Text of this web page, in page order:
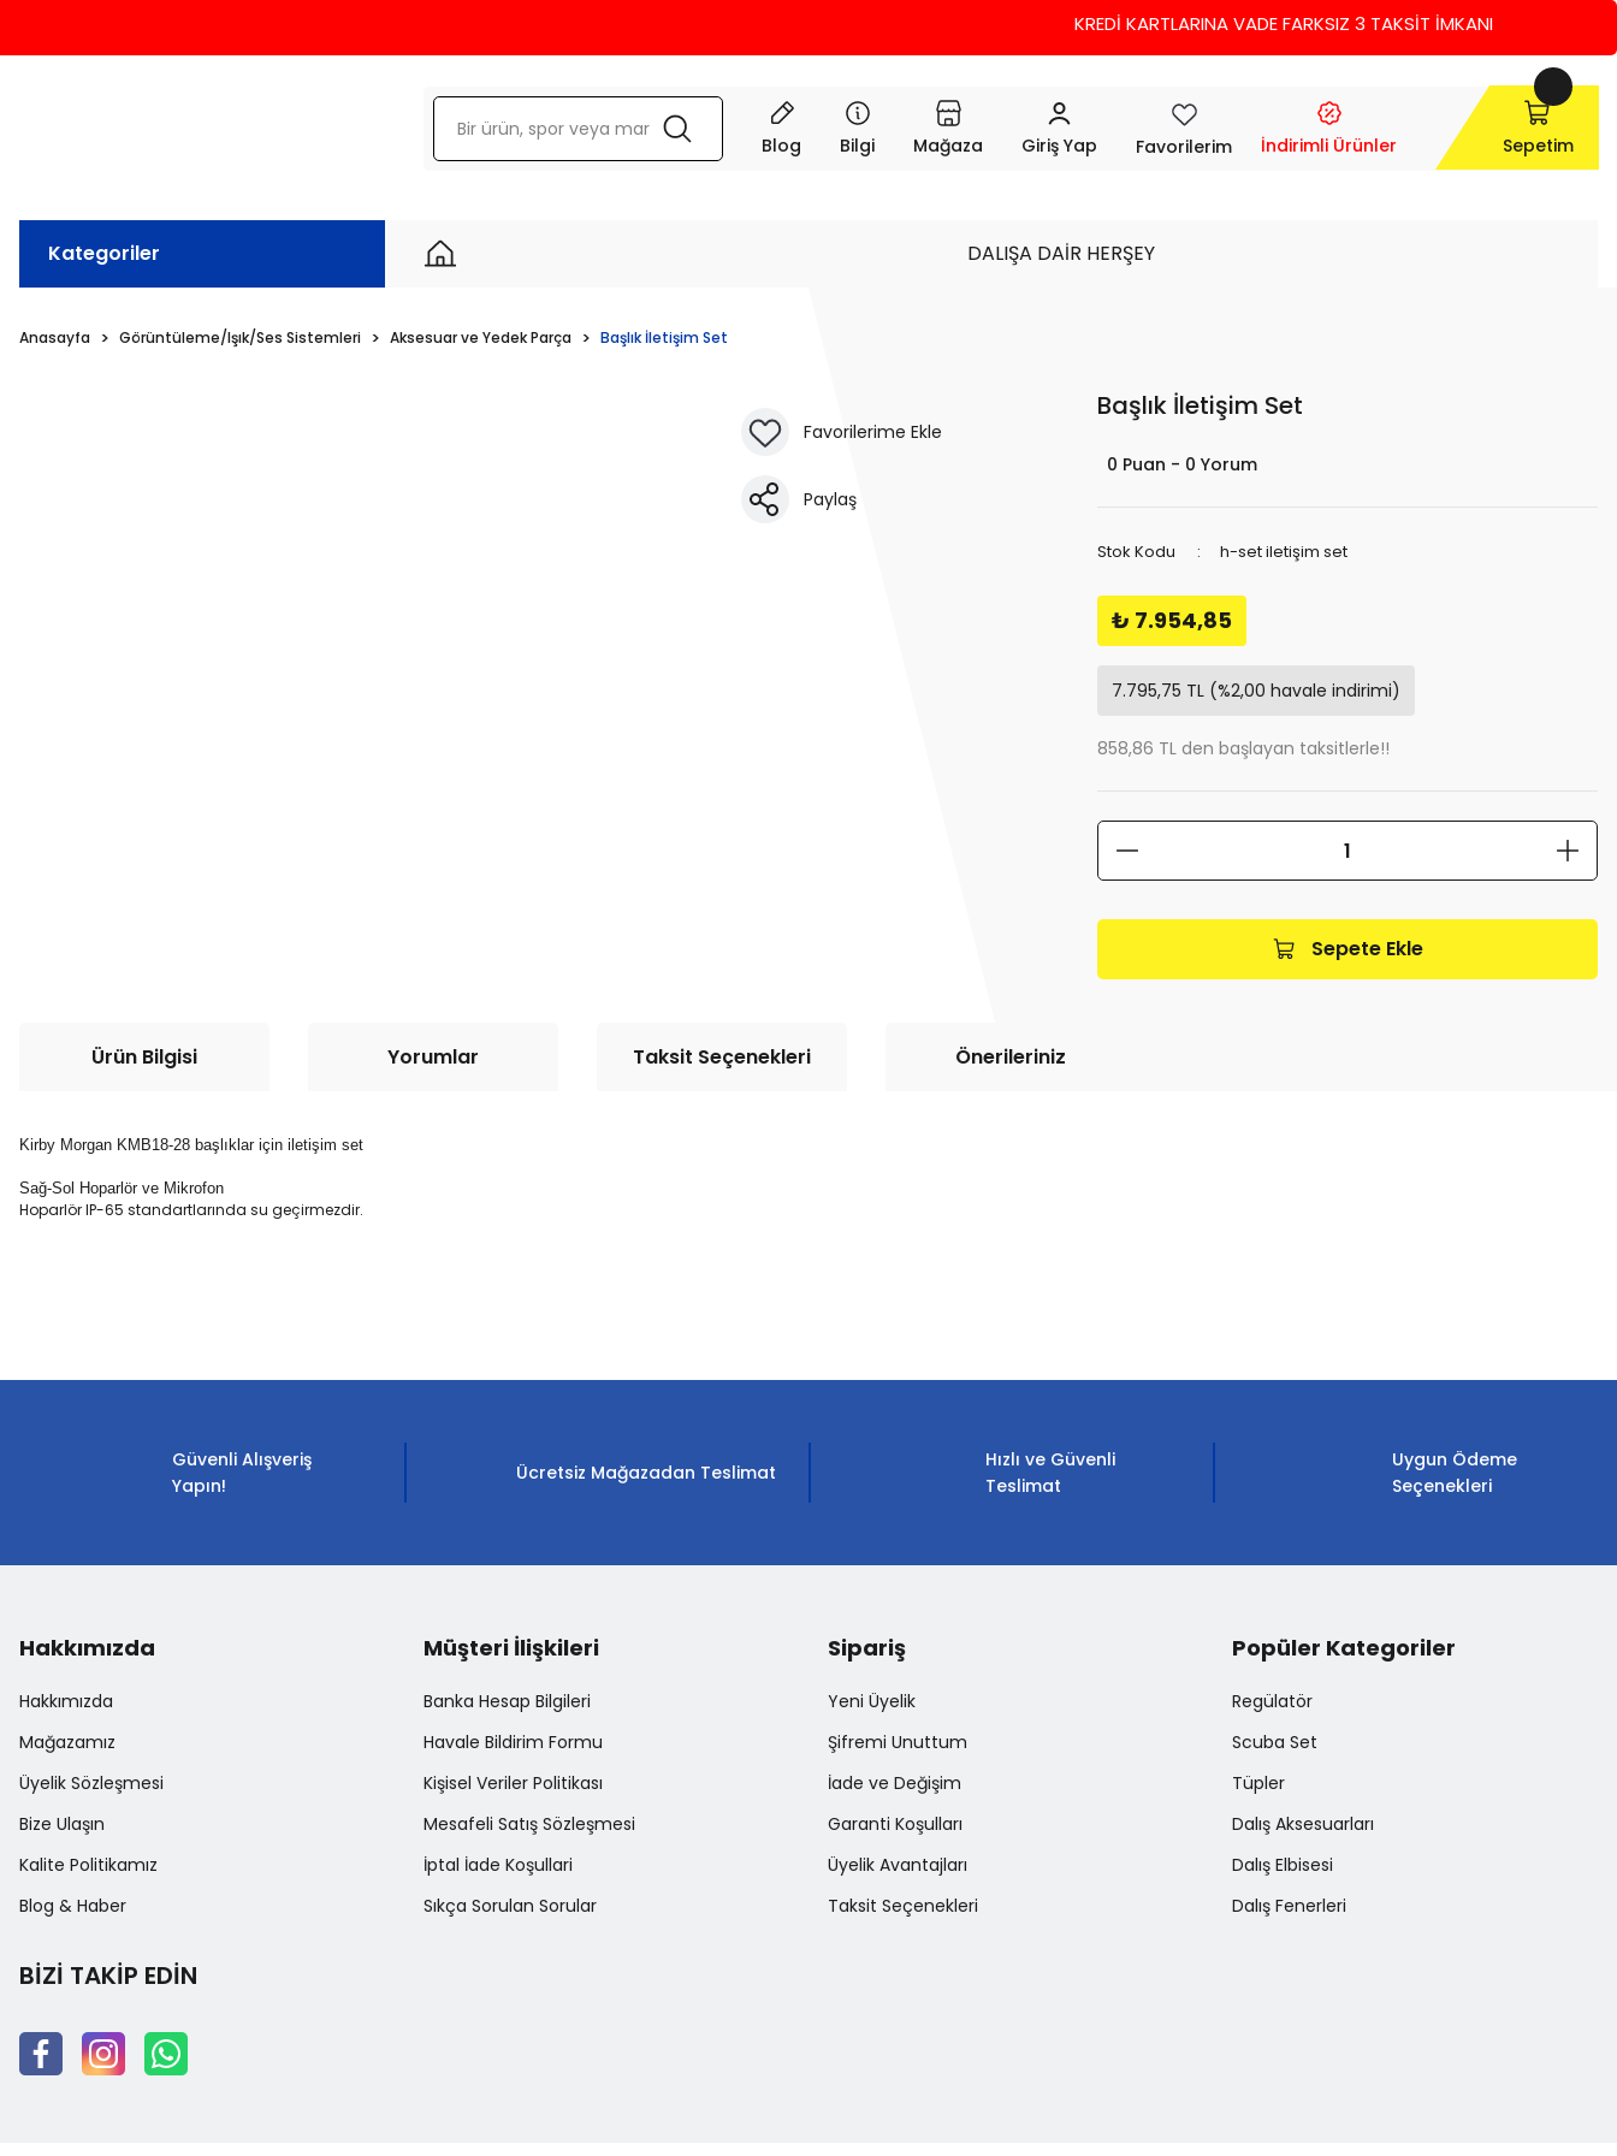
KREDİ KARTLARINA VADE FARKSIZ 3 TAKSİT İMKANI
Blog Bilgi Mağaza Giriş Yap Favorilerim İndirimli Ürünler Sepetim
Kategoriler DALIŞA DAİR HERŞEY
Anasayfa Görüntüleme/Işık/Ses Sistemleri Aksesuar ve Yedek Parça Başlık İletişim Set
Paylaş
Başlık İletişim Set
0 Puan - 0 Yorum
Stok Kodu h-set iletişim set
₺ 7.954,85
7.795,75 TL (%2,00 havale indirimi)
858,86 TL den başlayan taksitlerle!!
Sepete Ekle
Ürün Bilgisi Yorumlar Taksit Seçenekleri Önerileriniz
Kirby Morgan KMB18-28 başlıklar için iletişim set
Sağ-Sol Hoparlör ve Mikrofon
Hoparlör IP-65 standartlarında su geçirmezdir.
Ürün bilgilerinde hatalar bulunuyor.
Ürün fiyatı diğer sitelerden daha pahalı.
Gönder
Güvenli Alışveriş
Yapın!
Ücretsiz Mağazadan Teslimat
Hızlı ve Güvenli
Teslimat
Uygun Ödeme
Seçenekleri
Hakkımızda
Hakkımızda
Mağazamız
Üyelik Sözleşmesi
Bize Ulaşın
Kalite Politikamız
Blog & Haber
Müşteri İlişkileri
Banka Hesap Bilgileri
Havale Bildirim Formu
Kişisel Veriler Politikası
Mesafeli Satış Sözleşmesi
İptal İade Koşullari
Sıkça Sorulan Sorular
Sipariş
Yeni Üyelik
Şifremi Unuttum
İade ve Değişim
Garanti Koşulları
Üyelik Avantajları
Taksit Seçenekleri
Popüler Kategoriler
Regülatör
Scuba Set
Tüpler
Dalış Aksesuarları
Dalış Elbisesi
Dalış Fenerleri
BİZİ TAKİP EDİN